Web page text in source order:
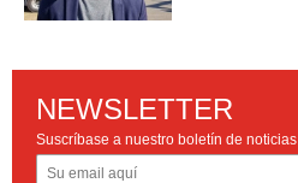
NEWSLETTER
Suscríbase a nuestro boletín de noticias